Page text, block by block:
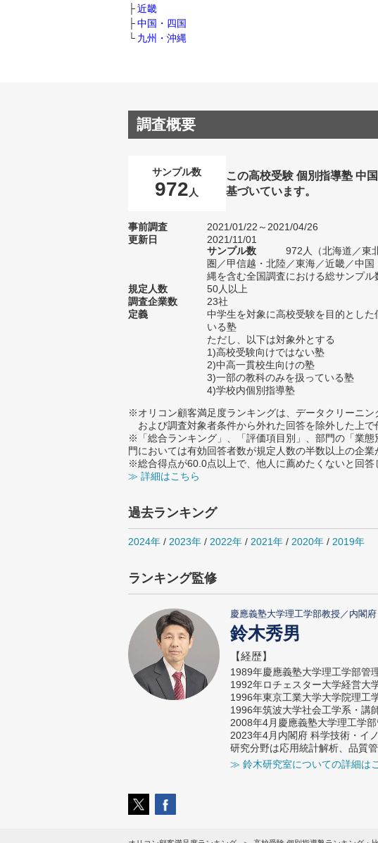
近畿
中国・四国
九州・沖縄
調査概要
サンプル数
972 人
この高校受験 個別指導塾 中
基づいています。
事前調査
2021/01/22～2021/04/26
更新日
2021/11/01
サンプル数
972人（北海道／東
圏／甲信越・北陸／東海／近畿／中国
縄を含む全国調査における総サンプル
規定人数
50人以上
調査企業数
23社
定義
中学生を対象に高校受験を目的とした
いる塾
ただし、以下は対象外とする
1)高校受験向けではない塾
2)中高一貫校生向けの塾
3)一部の教科のみを扱っている塾
4)学校内個別指導塾
※オリコン顧客満足度ランキングは、データクリーニン
および調査対象者条件から外れた回答を除外した上で
※「総合ランキング」、「評価項目別」、部門の「業
門においては有効回答者数が規定人数の半数以上の企業
※総合得点が60.0点以上で、他人に薦めたくないと回答
≫ 詳細はこちら
過去ランキング
2024年 / 2023年 / 2022年 / 2021年 / 2020年 / 2019年
ランキング監修
慶應義塾大学理工学部教授／内閣
鈴木秀男
【経歴】
1989年慶應義塾大学理工学部管
1992年ロチェスター大学経営大
1996年東京工業大学大学院理工
1996年筑波大学社会工学系・講
2008年4月慶應義塾大学理工学
2023年4月内閣府 科学技術・イ
研究分野は応用統計解析、品質
≫ 鈴木研究室についての詳細は